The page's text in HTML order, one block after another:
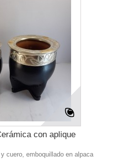
con aplique
cuero, emboquillado en alpaca